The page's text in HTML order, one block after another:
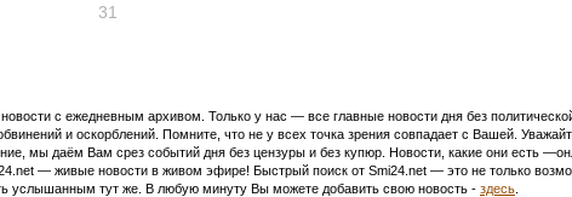
31
с ежедневным архивом. Только у нас — все главные новости дня без
и оскорблений. Помните, что не у всех точка зрения совпадает с Вашей.
мы даём Вам срез событий дня без цензуры и без купюр. Новости, какие они есть
— живые новости в живом эфире! Быстрый поиск от Smi24.net — это не только
услышанным тут же. В любую минуту Вы можете добавить свою новость - здесь